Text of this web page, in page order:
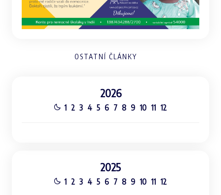
OSTATNÍ ČLÁNKY
2026
1 2 3 4 5 6 7 8 9 10 11 12
2025
1 2 3 4 5 6 7 8 9 10 11 12